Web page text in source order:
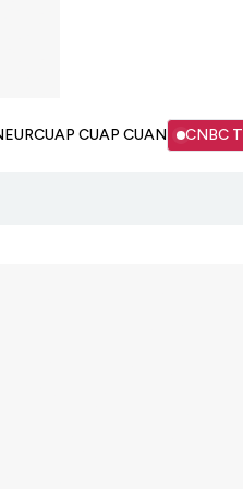
CUAP CUAP CUAN CNBC